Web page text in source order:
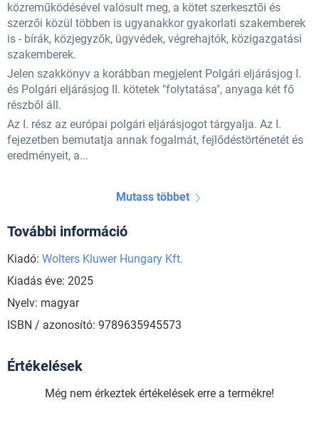
közreműködésével valósult meg, a kötet szerkesztői és
szerzői közül többen is ugyanakkor gyakorlati szakemberek
is - bírák, közjegyzők, ügyvédek, végrehajtók, közigazgatási
szakemberek.
Jelen szakkönyv a korábban megjelent Polgári eljárásjog I.
és Polgári eljárásjog II. kötetek "folytatása", anyaga két fő
részből áll.
Az I. rész az európai polgári eljárásjogot tárgyalja. Az I.
fejezetben bemutatja annak fogalmát, fejlődéstörténetét és
eredményeit, a...
Mutass többet
További információ
Kiadó: Wolters Kluwer Hungary Kft.
Kiadás éve: 2025
Nyelv: magyar
ISBN / azonosító: 9789635945573
Értékelések
Még nem érkeztek értékelések erre a termékre!